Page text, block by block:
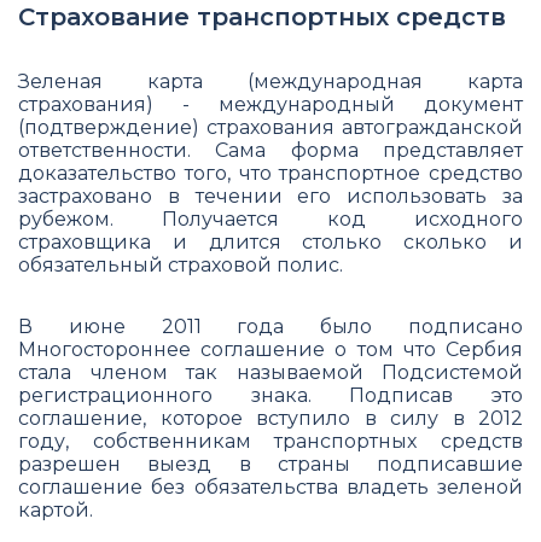
Страхование транспортных средств
Зеленая карта (международная карта
страхования) - международный документ
(подтверждение) страхования автогражданской
ответственности. Сама форма представляет
доказательство того, что транспортное средство
застраховано в течении его использовать за
рубежом. Получается код исходного
страховщика и длится столько сколько и
обязательный страховой полис.
В июне 2011 года было подписано
Многостороннее соглашение о том что Сербия
стала членом так называемой Подсистемой
регистрационного знака. Подписав это
соглашение, которое вступило в силу в 2012
году, собственникам транспортных средств
разрешен выезд в страны​ подписавшие
соглашение без обязательства владеть зеленой
картой.